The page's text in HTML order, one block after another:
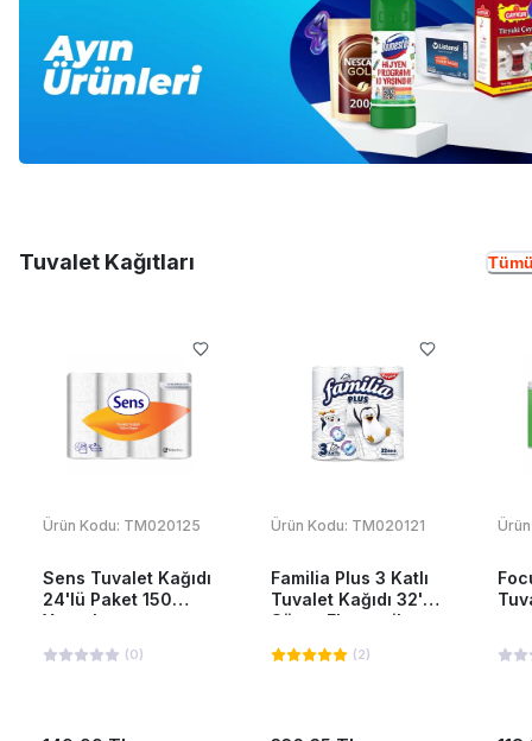
Tuvalet Kağıtları
Ürün Kodu: TM020125
Sens Tuvalet Kağıdı
24'lü Paket 150
Yaprak
(0)
Ürün Kodu: TM020121
Familia Plus 3 Katlı
Tuvalet Kağıdı 32'li
Süper Ekonomik
(2)